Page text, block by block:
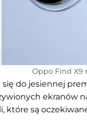
Oppo Find X9
do jesiennej
ekranów
które są